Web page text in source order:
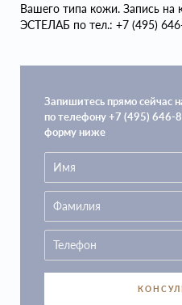
Вашего типа кожи. Запись на
ЭСТЕЛАБ по тел.: +7 (495)
Запишитесь прямо сейчас
по телефону +7 (495) 646-
форму ниже